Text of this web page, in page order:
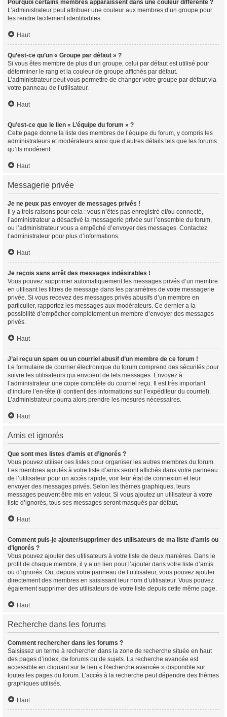
Pourquoi certains membres apparaissent dans une couleur différente ?
L’administrateur peut attribuer une couleur aux membres d’un groupe pour
les rendre facilement identifiables.
Haut
Qu’est-ce qu’un « Groupe par défaut » ?
Si vous êtes membre de plus d’un groupe, celui par défaut est utilisé pour
déterminer le rang et la couleur de groupe affichés par défaut.
L’administrateur peut vous permettre de changer votre groupe par défaut via
votre panneau de l’utilisateur.
Haut
Qu’est-ce que le lien « L’équipe du forum » ?
Cette page donne la liste des membres de l’équipe du forum, y compris les
administrateurs et modérateurs ainsi que d’autres détails tels que les forums
qu’ils modèrent.
Haut
Messagerie privée
Je ne peux pas envoyer de messages privés !
Il y a trois raisons pour cela : vous n’êtes pas enregistré et/ou connecté,
l’administrateur a désactivé la messagerie privée sur l’ensemble du forum,
ou l’administrateur vous a empêché d’envoyer des messages. Contactez
l’administrateur pour plus d’informations.
Haut
Je reçois sans arrêt des messages indésirables !
Vous pouvez supprimer automatiquement les messages privés d’un membre
en utilisant les filtres de message dans les paramètres de votre messagerie
privée. Si vous recevez des messages privés abusifs d’un membre en
particulier, rapportez les messages aux modérateurs. Ce dernier a la
possibilité d’empêcher complètement un membre d’envoyer des messages
privés.
Haut
J’ai reçu un spam ou un courriel abusif d’un membre de ce forum !
Le formulaire de courrier électronique du forum comprend des sécurités pour
suivre les utilisateurs qui envoient de tels messages. Envoyez à
l’administrateur une copie complète du courriel reçu. Il est très important
d’inclure l’en-tête (il contient des informations sur l’expéditeur du courriel).
L’administrateur pourra alors prendre les mesures nécessaires.
Haut
Amis et ignorés
Que sont mes listes d’amis et d’ignorés ?
Vous pouvez utiliser ces listes pour organiser les autres membres du forum.
Les membres ajoutés à votre liste d’amis seront affichés dans votre panneau
de l’utilisateur pour un accès rapide, voir leur état de connexion et leur
envoyer des messages privés. Selon les thèmes graphiques, leurs
messages peuvent être mis en valeur. Si vous ajoutez un utilisateur à votre
liste d’ignorés, tous ses messages seront masqués par défaut.
Haut
Comment puis-je ajouter/supprimer des utilisateurs de ma liste d’amis ou
d’ignorés ?
Vous pouvez ajouter des utilisateurs à votre liste de deux manières. Dans le
profil de chaque membre, il y a un lien pour l’ajouter dans votre liste d’amis
ou d’ignorés. Ou, depuis votre panneau de l’utilisateur, vous pouvez ajouter
directement des membres en saisissant leur nom d’utilisateur. Vous pouvez
également supprimer des utilisateurs de votre liste depuis cette même page.
Haut
Recherche dans les forums
Comment rechercher dans les forums ?
Saisissez un terme à rechercher dans la zone de recherche située en haut
des pages d’index, de forums ou de sujets. La recherche avancée est
accessible en cliquant sur le lien « Recherche avancée » disponible sur
toutes les pages du forum. L’accès à la recherche peut dépendre des thèmes
graphiques utilisés.
Haut